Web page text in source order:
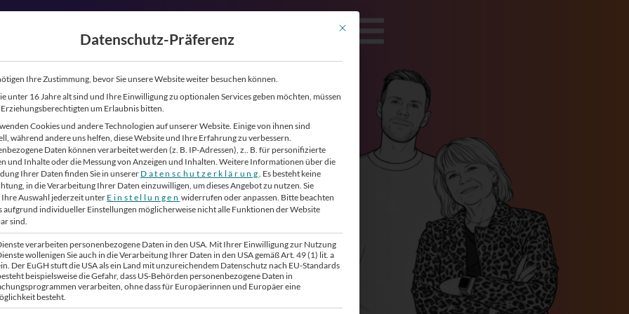
EIN
Mit diesem Button wird der Dialog geschlossen. Seine Funktionalität ist
Datenschutz-Präferenz
Ihre Zustimmung, bevor Sie unsere Website weiter besuchen können.
unter 16 Jahre alt sind und Ihre Einwilligung zu optionalen Services geben möchten, müssen
Erziehungsberechtigten um Erlaubnis bitten.
Cookies und andere Technologien auf unserer Website. Einige von ihnen sind
während andere uns helfen, diese Website und Ihre Erfahrung zu verbessern.
Daten können verarbeitet werden (z. B. IP-Adressen), z.. B. für personifizierte
und Inhalte oder die Messung von Anzeigen und Inhalten. Weitere Informationen über die
Ihrer Daten finden Sie in unserer Datenschutzerklärung. Es besteht keine
in die Verarbeitung Ihrer Daten einzuwilligen, um dieses Angebot zu nutzen. Sie
Ihre Auswahl jederzeit unter Einstellungen widerrufen oder anpassen. Bitte beachten
aufgrund individueller Einstellungen möglicherweise nicht alle Funktionen der Website
sind.
verarbeiten personenbezogene Daten in den USA. Mit Ihrer Einwilligung zur Nutzung
wollenigen Sie auch in die Verarbeitung Ihrer Daten in den USA gemäß Art. 49 (1) lit. a
Der EuGH stuft die USA als ein Land mit unzureichendem Datenschutz nach EU-Standards
beispielsweise die Gefahr, dass US-Behörden personenbezogene Daten in
verarbeiten, ohne dass für Europäerinnen und Europäer eine
besteht.